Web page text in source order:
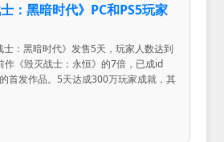
：黑暗时代》PC和PS5玩家
：黑暗时代》发售5天，玩家人数达到
作《毁灭战士：永恒》的7倍，已成id
首发作品。5天达成300万玩家成就，其